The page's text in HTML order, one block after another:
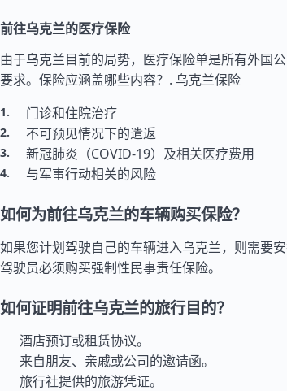
前往乌克兰的医疗保险
由于乌克兰目前的局势，医疗保险单是所有外国
要求。保险应涵盖哪些内容？. 乌克兰保险
门诊和住院治疗
不可预见情况下的遣返
新冠肺炎（COVID-19）及相关医疗费用
与军事行动相关的风险
如何为前往乌克兰的车辆购买保险？
如果您计划驾驶自己的车辆进入乌克兰，则需要
驾驶员必须购买强制性民事责任保险。
如何证明前往乌克兰的旅行目的？
酒店预订或租赁协议。
来自朋友、亲戚或公司的邀请函。
旅行社提供的旅游凭证。